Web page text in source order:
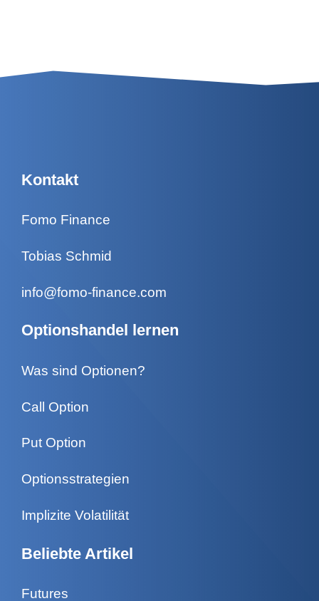
Kontakt
Fomo Finance
Tobias Schmid
info@fomo-finance.com
Optionshandel lernen
Was sind Optionen?
Call Option
Put Option
Optionsstrategien
Implizite Volatilität
Beliebte Artikel
Futures